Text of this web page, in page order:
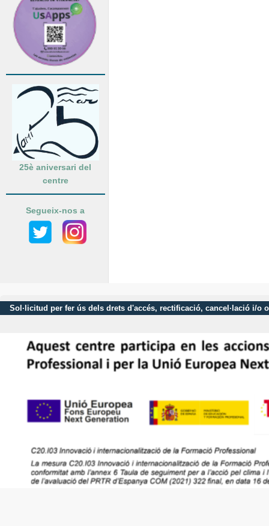
25è aniversari del
centre
Segueix-nos a
Sol·licitud per fer ús dels drets d'accés, rectificació, cancel·lació i/